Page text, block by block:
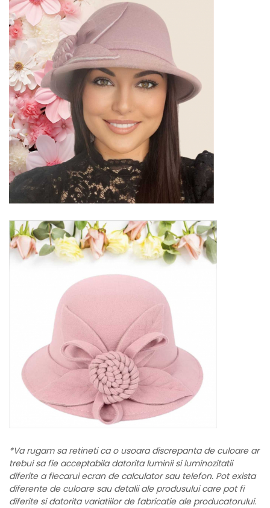
*Va rugam sa retineti ca o usoara discrepanta de culoare ar
trebui sa fie acceptabila datorita luminii si luminozitatii
diferite a fiecarui ecran de calculator sau telefon. Pot exista
diferente de culoare sau detalii ale produsului care pot fi
diferite si datorita variatiilor de fabricatie ale producatorului.